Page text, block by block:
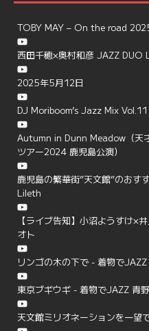
TOBY MAY – On the road
西田千穂×奥村和彦 JAZZ DUO
2025年5月12日
DJ Moriboom’s Jazz Mix
Autumn in Dunn Meadow（天
ツアー2024 鹿児島公演）
鹿児島の繁華街”天文館”のお
Lileth
【ライブ告知】小沼ようすけ×
オト
リンゴの木の下で - 着物で
東京ブギウギ - 着物でJAZZ 青
天文館ミリオネーションを一望